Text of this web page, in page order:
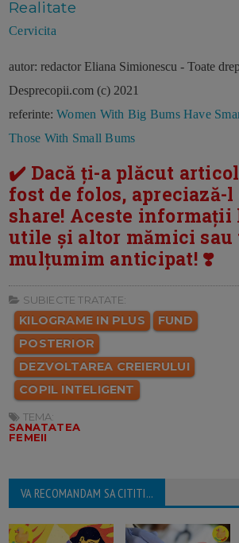
Realitate
Cervicita
autor: redactor Eliana Simionescu - Toate
Desprecopii.com (c) 2021
referinte:Women With Big Bums Have
Those With Small Bums
✔️ Dacă ți-a plăcut
fost de folos, apreciază-
share! Aceste informații
utile și altor mămici
mulțumim anticipat! ❣️
SUBIECTE TRATATE:
KILOGRAME IN PLUS
FUND
POSTERIOR
DEZVOLTAREA CREIERULUI
COPIL INTELIGENT
TEMA:
SANATATEA
FEMEII
VA RECOMANDAM SA CITITI...